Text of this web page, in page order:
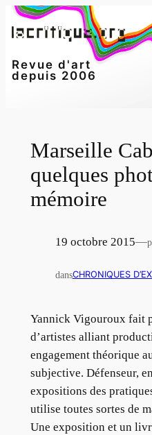
Aller
au
Revue d'art
depuis 2006
Marseille
quelques
mémoire
19 octobre 2015—
dansCHRONIQUES
Yannick Vigouroux fait
d’artistes alliant
engagement théorique
subjective. Défenseur,
expositions des
utilise toutes sortes de
Une exposition et un